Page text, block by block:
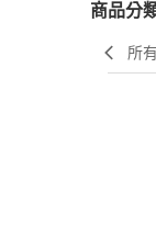
商品分
所